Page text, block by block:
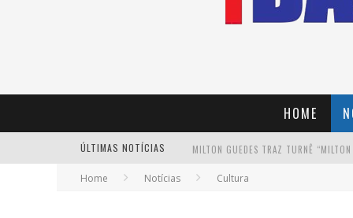
HOME
ÚLTIMAS NOTÍCIAS MILTON GUEDES TRAZ TURNÊ
Home Notícias Cultura